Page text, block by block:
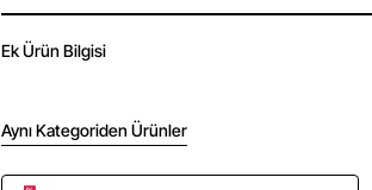
Ek Ürün Bilgisi
Aynı Kategoriden Ürünler